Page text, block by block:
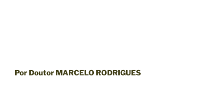
Por Doutor MARCELO RODRIGUES